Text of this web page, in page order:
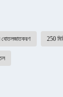
বোতলজাতকরণ 250